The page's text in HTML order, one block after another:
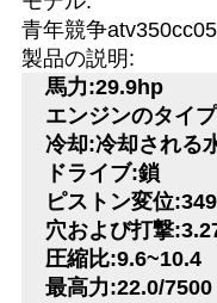
し
な
青年競争atv350cc05
製品の説明:
馬力:29.9hp
エンジンのタイ
冷却:冷却される
ドライブ:鎖
ピストン変位
穴および打撃
圧縮比:9.6~10.4
最高力:22.0/